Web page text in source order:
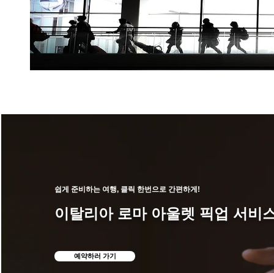
예약하러 가기
쉽게 준비하는 여행, 클릭 한번으로 간편하게!
이탈리아 로마 아울렛 픽업 서비